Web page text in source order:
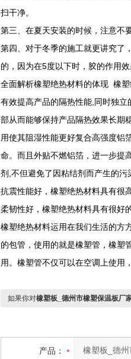
扫干净。
第三、在夏天安装的时候，注意不
第四、对于冬季的施工就更讲究了
的，因为在5度以下时，胶的作用效
全面解析橡塑绝热材料的体现 橡
有效提高产品的隔热性能,同时独
部从而能够保持产品隔热效果长期
用使其阻湿性能更好复合高强度铝
命。而且外贴不燃铝箔，进一步提
剂,不但避免了因粘结剂而产生的污
抗震性能好，橡塑绝热材料具有很
柔韧性好，橡塑绝热材料具有很好
橡塑绝热材料运用在我们生活的方
的包管，使用的就是橡塑管，橡塑
用。橡塑管不仅可以在空调上使用
如果你对橡塑板_德州市橡塑保温板厂
产品：